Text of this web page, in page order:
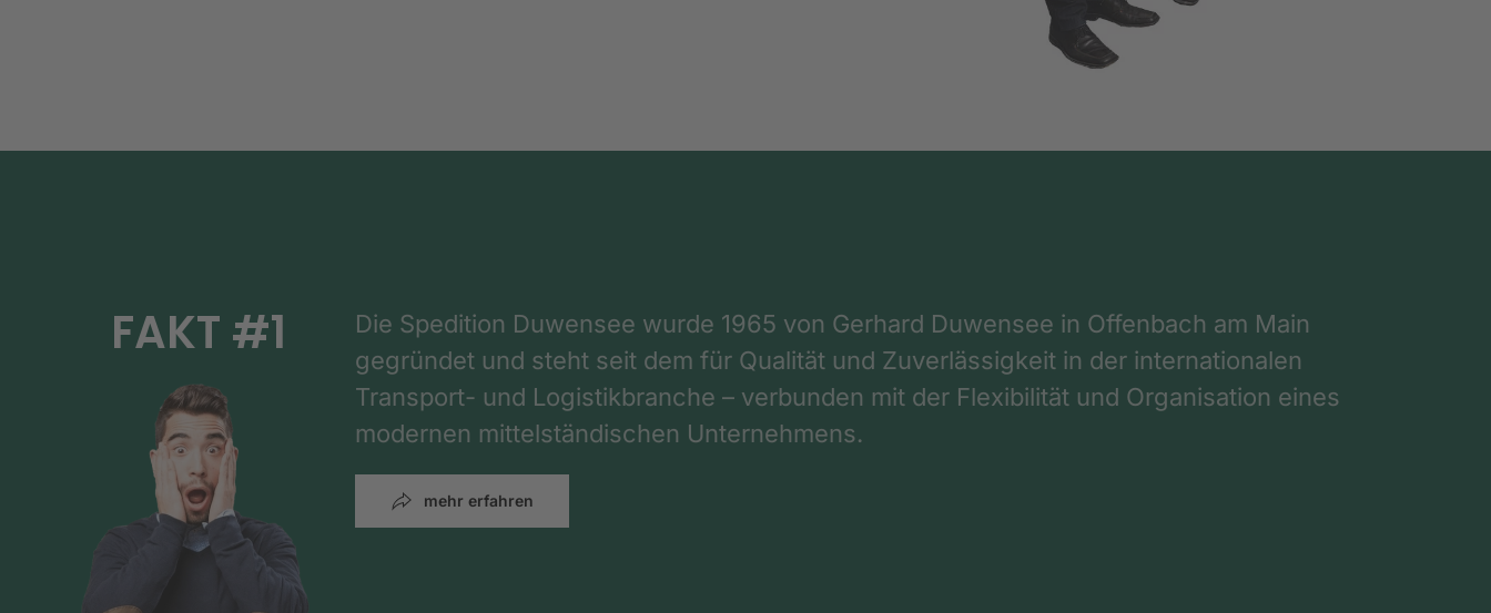
FAKT #1
Die Spedition Duwensee wurde 1965 von Gerhard Duwensee in Offenbach am Main
gegründet und steht seit dem für Qualität und Zuverlässigkeit in der internationalen
Transport- und Logistikbranche – verbunden mit der Flexibilität und Organisation eines
modernen mittelständischen Unternehmens.
mehr erfahren